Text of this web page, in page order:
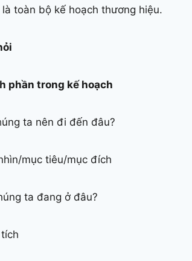
là toàn bộ kế hoạch thương hiệu.
phần trong kế hoạch
ta nên đi đến đâu?
mục tiêu/mục đích
ta đang ở đâu?